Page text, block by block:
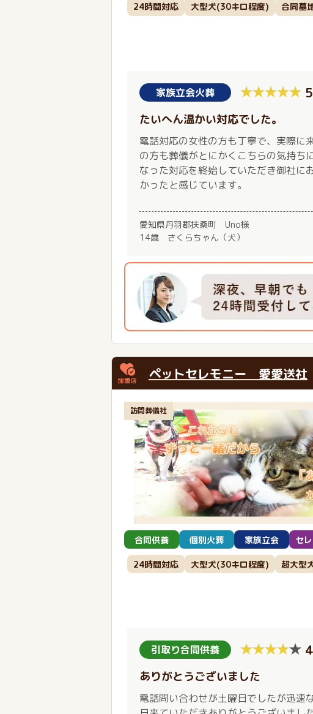
24時間対応 大型犬(30キロ程度) 合同墓
家族立会火葬
たいへん温かい対応でした。
電話対応の女性の方も丁寧で、実際に
の方も葬儀がとにかくこちらの気持ち
なった対応を終始していただき御社に
かったと感じています。
愛知県丹羽郡扶桑町 Uno様
14歳 さくらちゃん（犬）
ペットセレモニー 愛愛送社
訪問葬儀社
合同供養 個別火葬 家族立会 セ
24時間対応 大型犬(30キロ程度) 超大型
引取り合同供養
ありがとうございました
電話問い合わせが土曜日でしたが迅速